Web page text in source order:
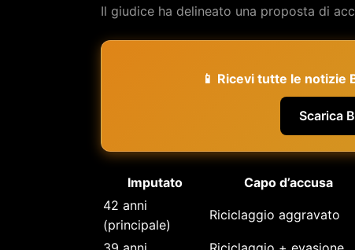
Il giudice ha delineato una proposta di
📱 Ricevi tutte le
Scarica
Imputato Capo d’accusa
42 anni
(principale)
Riciclaggio aggravato